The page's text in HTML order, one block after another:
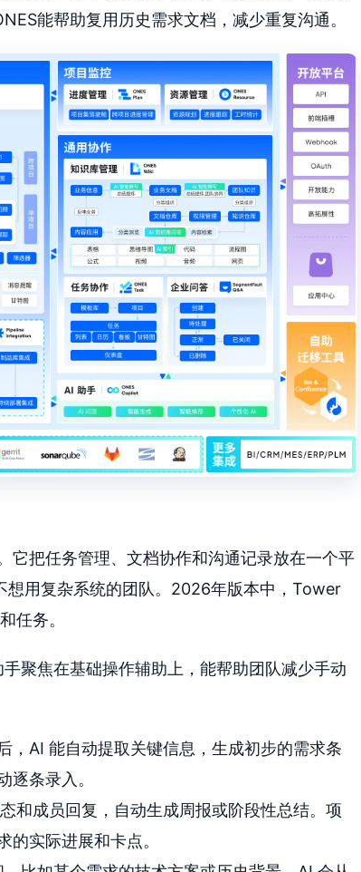
能帮助复用历史需求文档，减少重复沟通。
它把任务管理、文档协作和沟通记录放在一个平
想用复杂系统的团队。2026年版本中，Tower
任务。
手聚焦在基础操作辅助上，能帮助团队减少手动
，AI 能自动提取关键信息，生成初步的需求条
逐条录入。
和成员回复，自动生成周报或阶段性总结。项
实际进展和卡点。